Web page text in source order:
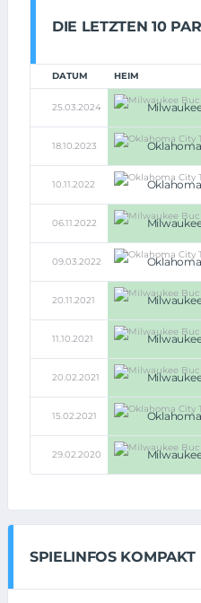
DIE LETZTEN 10
DATUM HEIM
25.03.2024
18.10.2023
10.11.2022
06.11.2022
09.03.2022
20.11.2021
11.10.2021
20.02.2021
15.02.2021
29.02.2020
SPIELINFOS KOMPAKT